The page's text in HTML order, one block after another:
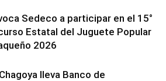
Sedeco a participar en el 15°
Estatal del Juguete Popular
2026
lleva Banco de